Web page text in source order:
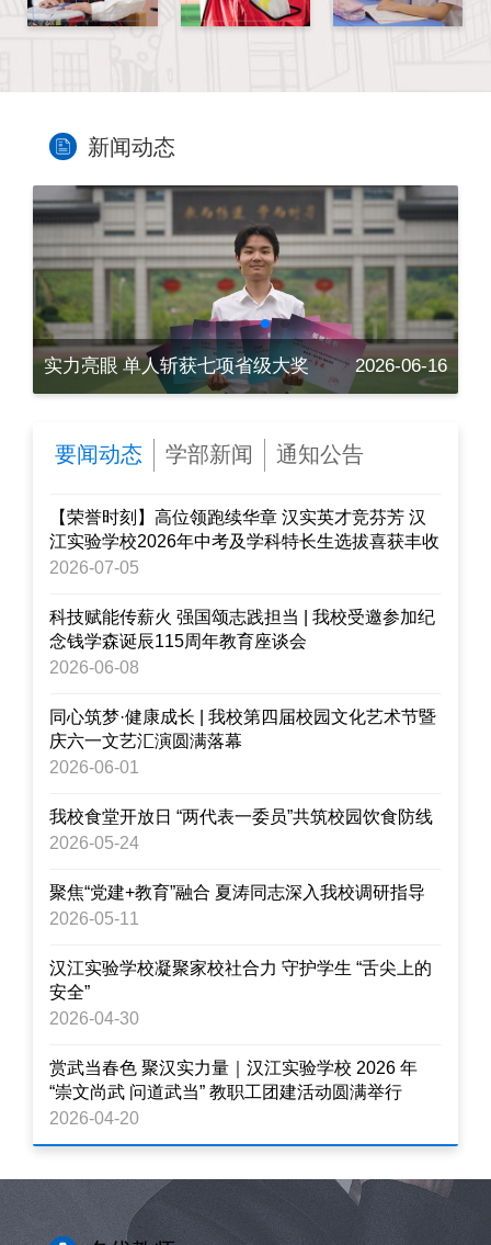
新闻动态
实力亮眼 单人斩获七项省级大奖 2026-06-16
要闻动态 学部新闻 通知公告
【荣誉时刻】高位领跑续华章 汉实英才竞芬芳 汉
江实验学校2026年中考及学科特长生选拔喜获丰收
2026-07-05
科技赋能传薪火 强国颂志践担当​ | 我校受邀参加纪
念钱学森诞辰115周年教育座谈会
2026-06-08
同心筑梦·健康成长 | 我校第四届校园文化艺术节暨
庆六一文艺汇演圆满落幕
2026-06-01
我校食堂开放日 “两代表一委员”共筑校园饮食防线
2026-05-24
聚焦“党建+教育”融合 夏涛同志深入我校调研指导
2026-05-11
汉江实验学校凝聚家校社合力 守护学生 “舌尖上的
安全”
2026-04-30
赏武当春色 聚汉实力量｜汉江实验学校 2026 年
“崇文尚武 问道武当” 教职工团建活动圆满举行
2026-04-20